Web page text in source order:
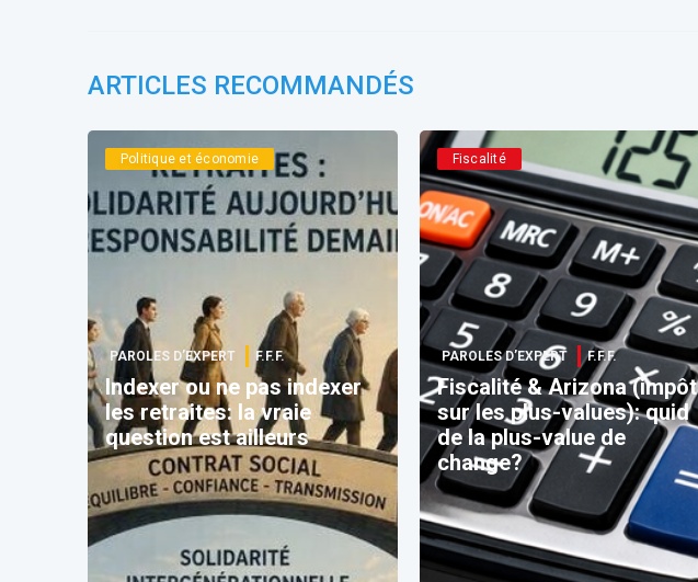
ARTICLES RECOMMANDÉS
Politique et économie
PAROLES D’EXPERT F.F.F.
Indexer ou ne pas indexer
les retraites: la vraie
question est ailleurs
Fiscalité
PAROLES D’EXPERT F.F.F.
Fiscalité & Arizona (impôt
sur les plus-values): quid
de la plus-value de
change?